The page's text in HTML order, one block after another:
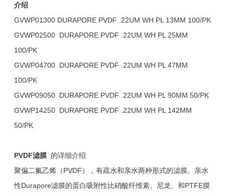
介绍
GVWP01300 DURAPORE PVDF .22UM WH PL 13MM 100/PK
GVWP02500 DURAPORE PVDF .22UM WH PL 25MM
100/PK
GVWP04700 DURAPORE PVDF .22UM WH PL 47MM
100/PK
GVWP09050 DURAPORE PVDF .22UM WH PL 90MM 50/PK
GVWP14250 DURAPORE PVDF .22UM WH PL 142MM
50/PK
PVDF滤膜的详细介绍
聚偏二氟乙烯（PVDF），有疏水和亲水两种形式的滤膜。亲水
性Durapore滤膜的蛋白吸附性比硝酸纤维素、尼龙、和PTFE膜